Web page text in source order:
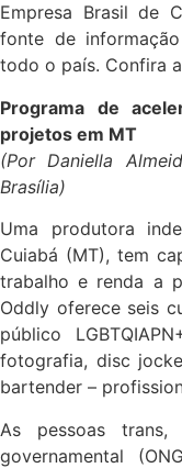
Empresa Brasil de
fonte de
todo o país. Confira
Programa de
projetos em MT
(Por Daniella
Brasília)
Uma produtora
Cuiabá (MT), tem
trabalho e renda a
Oddly oferece seis
público
fotografia, disc
bartender –
As pessoas trans,
governamental